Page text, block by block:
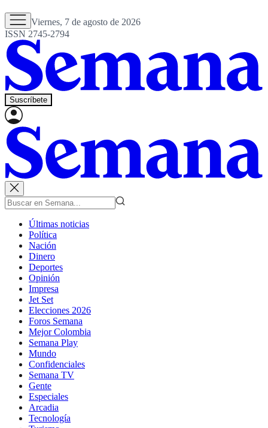
Viernes, 7 de agosto de 2026
ISSN 2745-2794
Suscríbete
Últimas noticias
Política
Nación
Dinero
Deportes
Opinión
Impresa
Jet Set
Elecciones 2026
Foros Semana
Mejor Colombia
Semana Play
Mundo
Confidenciales
Semana TV
Gente
Especiales
Arcadia
Tecnología